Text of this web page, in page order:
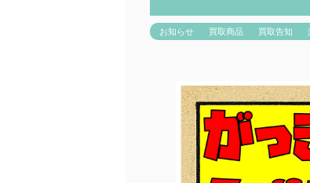
お知らせ 買取商品 買取告知